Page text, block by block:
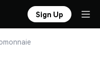
Sign Up